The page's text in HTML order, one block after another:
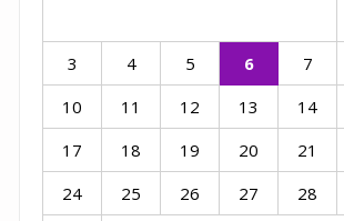
3
4 5 6 7
10
11 12 13 14
17
18 19 20 21
24
25 26 27 28